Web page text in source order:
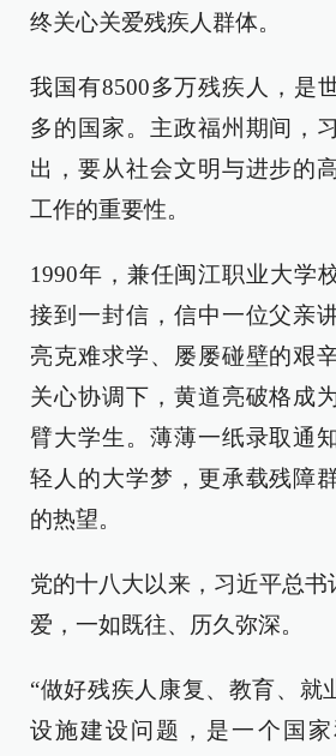
终关心关爱残疾人群体。
我国有8500多万残疾人，是
多的国家。主政福州期间，
出，要从社会文明与进步的
工作的重要性。
1990年，兼任闽江职业大学
接到一封信，信中一位父亲
亮克难求学、屡屡碰壁的艰
关心协调下，黄道亮破格成
臂大学生。薄薄一纸录取通
轻人的大学梦，更承载残障
的热望。
党的十八大以来，习近平总书
爱，一如既往、历久弥深。
“做好残疾人康复、教育、就
设施建设问题，是一个国